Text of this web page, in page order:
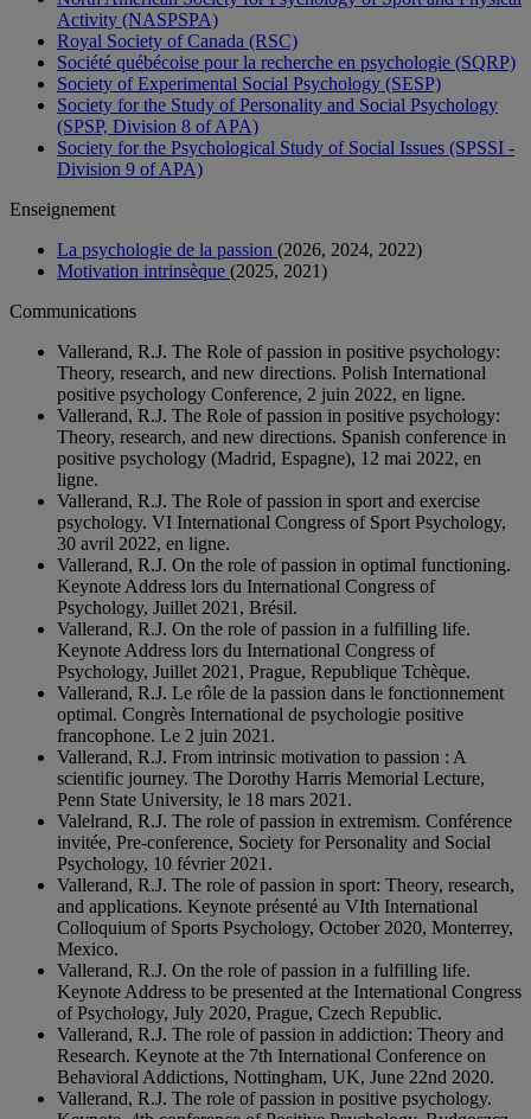
Activity (NASPSPA)
Royal Society of Canada (RSC)
Société québécoise pour la recherche en psychologie (SQRP)
Society of Experimental Social Psychology (SESP)
Society for the Study of Personality and Social Psychology
(SPSP, Division 8 of APA)
Society for the Psychological Study of Social Issues (SPSSI -
Division 9 of APA)
Enseignement
La psychologie de la passion (2026, 2024, 2022)
Motivation intrinsèque (2025, 2021)
Communications
Vallerand, R.J. The Role of passion in positive psychology:
Theory, research, and new directions. Polish International
positive psychology Conference, 2 juin 2022, en ligne.
Vallerand, R.J. The Role of passion in positive psychology:
Theory, research, and new directions. Spanish conference in
positive psychology (Madrid, Espagne), 12 mai 2022, en
ligne.
Vallerand, R.J. The Role of passion in sport and exercise
psychology. VI International Congress of Sport Psychology,
30 avril 2022, en ligne.
Vallerand, R.J. On the role of passion in optimal functioning.
Keynote Address lors du International Congress of
Psychology, Juillet 2021, Brésil.
Vallerand, R.J. On the role of passion in a fulfilling life.
Keynote Address lors du International Congress of
Psychology, Juillet 2021, Prague, Republique Tchèque.
Vallerand, R.J. Le rôle de la passion dans le fonctionnement
optimal. Congrès International de psychologie positive
francophone. Le 2 juin 2021.
Vallerand, R.J. From intrinsic motivation to passion : A
scientific journey. The Dorothy Harris Memorial Lecture,
Penn State University, le 18 mars 2021.
Valelrand, R.J. The role of passion in extremism. Conférence
invitée, Pre-conference, Society for Personality and Social
Psychology, 10 février 2021.
Vallerand, R.J. The role of passion in sport: Theory, research,
and applications. Keynote présenté au VIth International
Colloquium of Sports Psychology, October 2020, Monterrey,
Mexico.
Vallerand, R.J. On the role of passion in a fulfilling life.
Keynote Address to be presented at the International Congress
of Psychology, July 2020, Prague, Czech Republic.
Vallerand, R.J. The role of passion in addiction: Theory and
Research. Keynote at the 7th International Conference on
Behavioral Addictions, Nottingham, UK, June 22nd 2020.
Vallerand, R.J. The role of passion in positive psychology.